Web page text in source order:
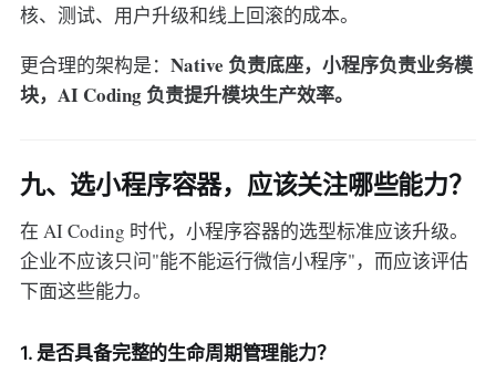
核、测试、用户升级和线上回滚的成本。
更合理的架构是： Native 负责底座，小程序负责业务模
块，AI Coding 负责提升模块生产效率。
九、选小程序容器，应该关注哪些能力？
在 AI Coding 时代，小程序容器的选型标准应该升级。
企业不应该只问"能不能运行微信小程序"，而应该评估
下面这些能力。
1. 是否具备完整的生命周期管理能力？